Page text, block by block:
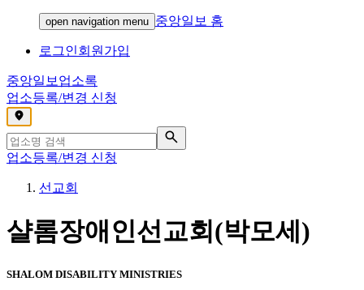
open navigation menu 중앙일보 홈
로그인회원가입
중앙일보 업소록
업소등록/변경 신청
,
업소등록/변경 신청
선교회
샬롬장애인선교회(박모세)
SHALOM DISABILITY MINISTRIES